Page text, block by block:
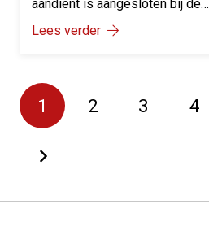
aandient is aangesloten bij de…
Lees verder
1 2 3 4